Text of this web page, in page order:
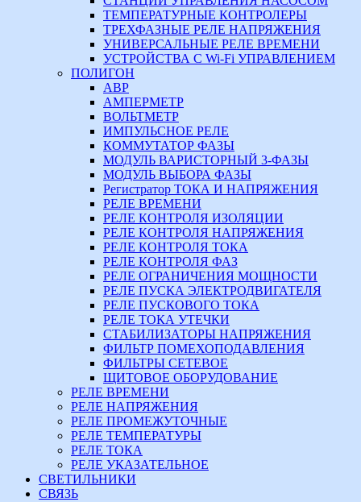
ТЕМПЕРАТУРНЫЕ КОНТРОЛЕРЫ
ТРЕХФАЗНЫЕ РЕЛЕ НАПРЯЖЕНИЯ
УНИВЕРСАЛЬНЫЕ РЕЛЕ ВРЕМЕНИ
УСТРОЙСТВА С Wi-Fi УПРАВЛЕНИЕМ
ПОЛИГОН
АВР
АМПЕРМЕТР
ВОЛЬТМЕТР
ИМПУЛЬСНОЕ РЕЛЕ
КОММУТАТОР ФАЗЫ
МОДУЛЬ ВАРИСТОРНЫЙ 3-ФАЗЫ
МОДУЛЬ ВЫБОРА ФАЗЫ
Регистратор ТОКА И НАПРЯЖЕНИЯ
РЕЛЕ ВРЕМЕНИ
РЕЛЕ КОНТРОЛЯ ИЗОЛЯЦИИ
РЕЛЕ КОНТРОЛЯ НАПРЯЖЕНИЯ
РЕЛЕ КОНТРОЛЯ ТОКА
РЕЛЕ КОНТРОЛЯ ФАЗ
РЕЛЕ ОГРАНИЧЕНИЯ МОЩНОСТИ
РЕЛЕ ПУСКА ЭЛЕКТРОДВИГАТЕЛЯ
РЕЛЕ ПУСКОВОГО ТОКА
РЕЛЕ ТОКА УТЕЧКИ
СТАБИЛИЗАТОРЫ НАПРЯЖЕНИЯ
ФИЛЬТР ПОМЕХОПОДАВЛЕНИЯ
ФИЛЬТРЫ СЕТЕВОЕ
ЩИТОВОЕ ОБОРУДОВАНИЕ
РЕЛЕ ВРЕМЕНИ
РЕЛЕ НАПРЯЖЕНИЯ
РЕЛЕ ПРОМЕЖУТОЧНЫЕ
РЕЛЕ ТЕМПЕРАТУРЫ
РЕЛЕ ТОКА
РЕЛЕ УКАЗАТЕЛЬНОЕ
СВЕТИЛЬНИКИ
СВЯЗЬ